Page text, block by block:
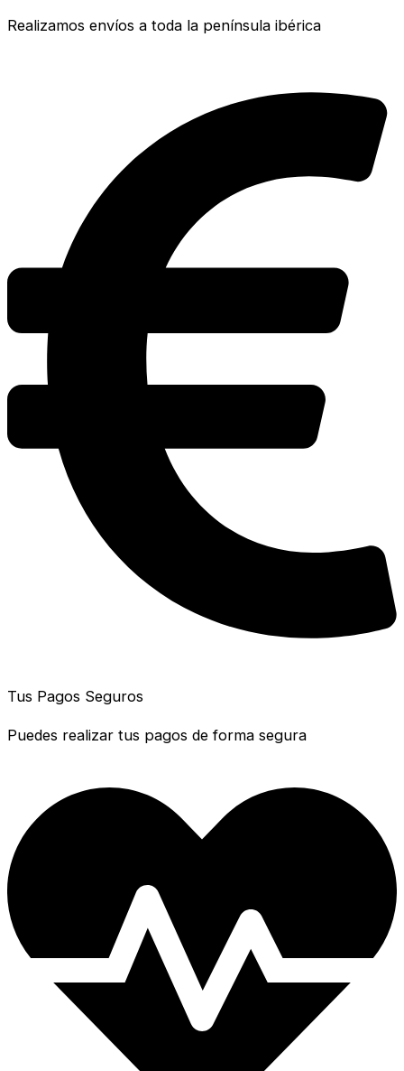
Realizamos envíos a toda la península ibérica
Tus Pagos Seguros
Puedes realizar tus pagos de forma segura